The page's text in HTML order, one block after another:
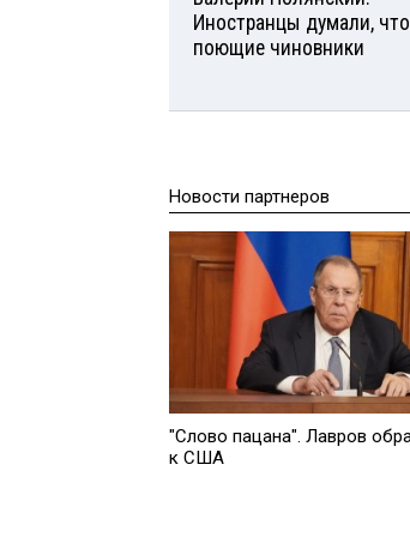
Иностранцы думали,
поющие чиновники
Новости партнеров
"Слово пацана". Лавров
к США